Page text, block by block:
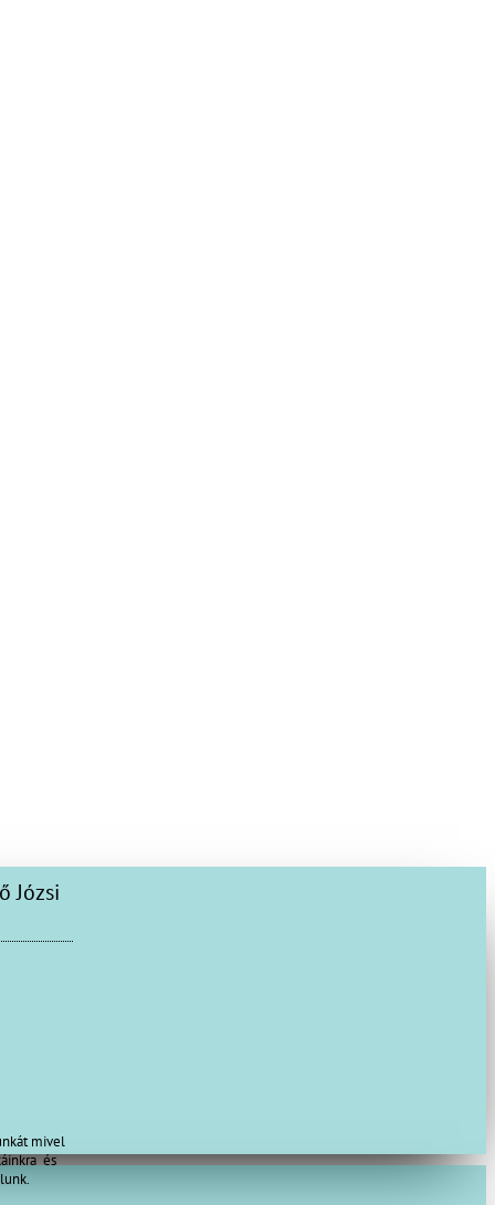
Józsi
mivel
és